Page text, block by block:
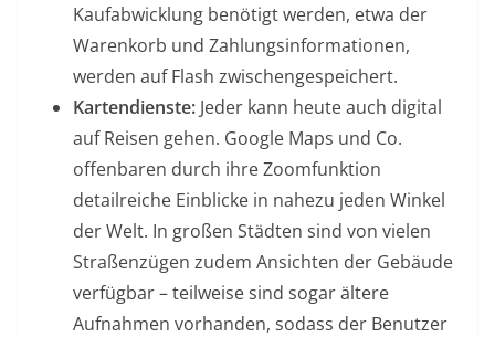
Kaufabwicklung benötigt werden, etwa der
Warenkorb und Zahlungsinformationen,
werden auf Flash zwischengespeichert.
Kartendienste: Jeder kann heute auch digital
auf Reisen gehen. Google Maps und Co.
offenbaren durch ihre Zoomfunktion
detailreiche Einblicke in nahezu jeden Winkel
der Welt. In großen Städten sind von vielen
Straßenzügen zudem Ansichten der Gebäude
verfügbar – teilweise sind sogar ältere
Aufnahmen vorhanden, sodass der Benutzer